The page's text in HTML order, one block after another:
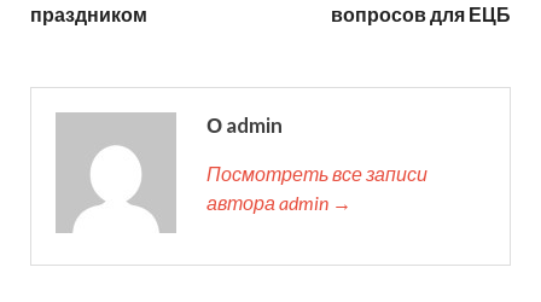
праздником
вопросов для ЕЦБ
О admin
Посмотреть все записи
автора admin →